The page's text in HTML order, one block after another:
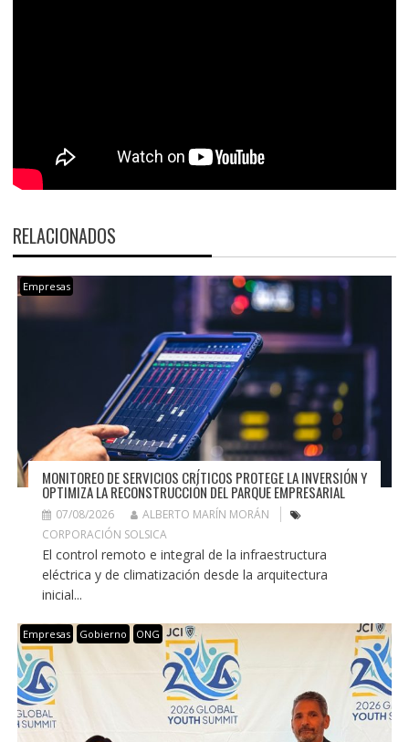
RELACIONADOS
Empresas
MONITOREO DE SERVICIOS CRÍTICOS PROTEGE LA INVERSIÓN Y
OPTIMIZA LA RECONSTRUCCIÓN DEL PARQUE EMPRESARIAL
07/08/2026
ALBERTO MARÍN MORÁN
CORPORACIÓN SOLSICA
El control remoto e integral de la infraestructura
eléctrica y de climatización desde la arquitectura
inicial...
Empresas Gobierno ONG